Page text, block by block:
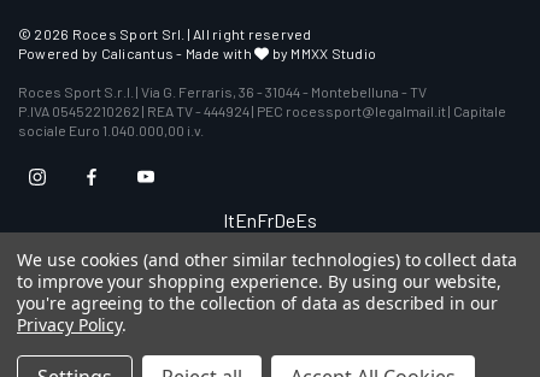
© 2026 Roces Sport Srl. | All right reserved
Powered by Calicantus - Made with by MMXX Studio
Roces Sport S.r.l. | Via G. Ferraris, 36 - 31044 - Montebelluna - TV
P.IVA 05452210262 | REA TV - 444924 | PEC rocessport@legalmail.it | Capitale
sociale Euro 1.040.000,00 i.v.
ItEnFrDeEs
We use cookies (and other similar technologies) to collect data
to improve your shopping experience. By using our website,
you're agreeing to the collection of data as described in our
Privacy Policy.